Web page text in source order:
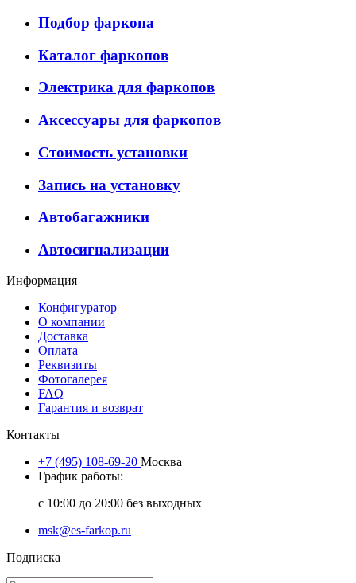
Подбор фаркопа
Каталог фаркопов
Электрика для фаркопов
Аксессуары для фаркопов
Стоимость установки
Запись на установку
Автобагажники
Автосигнализации
Информация
Конфигуратор
О компании
Доставка
Оплата
Реквизиты
Фотогалерея
FAQ
Гарантия и возврат
Контакты
+7 (495) 108-69-20 Москва
График работы:
с 10:00 до 20:00 без выходных
msk@es-farkop.ru
Подписка